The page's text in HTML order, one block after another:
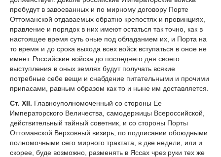
пребудут в завоеванных и по мирному договору Порте
Оттоманской отдаваемых обратно крепостях и провинциях,
правление и порядок в них имеют остаться так точно, как в
настоящее время суть оные под обладанием их, и Порта на
то время и до срока выхода всех войск вступаться в оное не
имеет. Российские войска до последнего дня своего
выступления в оных землях будут получать всякие
потребные себе вещи и снабдение питательными и прочими
припасами, равным образом как то и ныне им доставляется.
Ст. XII. Главноуполномоченный со стороны Ее
Императорского Величества, самодержицы Всероссийской,
действительный тайный советник, и со стороны Порты
Оттоманской Верховный визирь, по подписании обоюдными
полномочными сего мирного трактата, в две недели, или и
скорее, буде возможно, разменять в Яссах чрез руки тех же